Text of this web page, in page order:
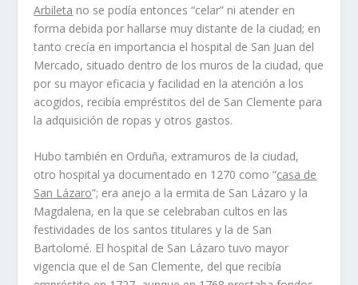
Arbileta no se podía entonces “celar” ni atender en
forma debida por hallarse muy distante de la ciudad; en
tanto crecía en importancia el hospital de San Juan del
Mercado, situado dentro de los muros de la ciudad, que
por su mayor eficacia y facilidad en la atención a los
acogidos, recibía empréstitos del de San Clemente para
la adquisición de ropas y otros gastos.
Hubo también en Orduña, extramuros de la ciudad,
otro hospital ya documentado en 1270 como “casa de
San Lázaro”; era anejo a la ermita de San Lázaro y la
Magdalena, en la que se celebraban cultos en las
festividades de los santos titulares y la de San
Bartolomé. El hospital de San Lázaro tuvo mayor
vigencia que el de San Clemente, del que recibía